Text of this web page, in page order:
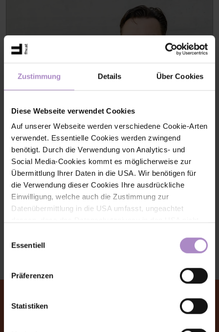
Zustimmung Details Über Cookies
Diese Webseite verwendet Cookies
Auf unserer Webseite werden verschiedene Cookie-Arten
verwendet. Essentielle Cookies werden zwingend
benötigt. Durch die Verwendung von Analytics- und
Social Media-Cookies kommt es möglicherweise zur
Übermittlung Ihrer Daten in die USA. Wir benötigen für
die Verwendung dieser Cookies Ihre ausdrückliche
Einwilligung, welche auch die Zustimmung zur
Datenübermittlung in die USA umfasst, ungeachtet
für die Rechte und Freiheiten der betroffenen Personen
nach sich ziehen kann. Die Einwilligung erteilen Sie
dadurch, dass Sie die ausgewählten Cookies durch
Aktivierung des Buttons akzeptieren. Sie können Ihre
das runde co Symbol rechts unten auf der Webseite -
jederzeit widerrufen. Durch den Widerruf der Einwilligung
Essentiell
Präferenzen
Statistiken
Mag. Fabian Andreas REBITZER
Head of the research group for Empirical Social Sciences,
Unit for Diversity and Equal Treatment
G316
+43 5572 792 5307
fabian.rebitzer@fhv.at